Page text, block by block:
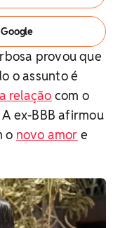
provou que
o assunto é
relação com o
ex-BBB afirmou
o novo amor e